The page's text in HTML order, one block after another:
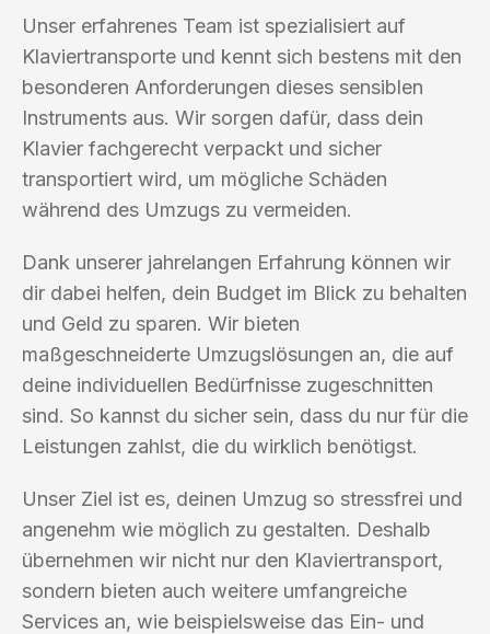
Unser erfahrenes Team ist spezialisiert auf
Klaviertransporte und kennt sich bestens mit den
besonderen Anforderungen dieses sensiblen
Instruments aus. Wir sorgen dafür, dass dein
Klavier fachgerecht verpackt und sicher
transportiert wird, um mögliche Schäden
während des Umzugs zu vermeiden.
Dank unserer jahrelangen Erfahrung können wir
dir dabei helfen, dein Budget im Blick zu behalten
und Geld zu sparen. Wir bieten
maßgeschneiderte Umzugslösungen an, die auf
deine individuellen Bedürfnisse zugeschnitten
sind. So kannst du sicher sein, dass du nur für die
Leistungen zahlst, die du wirklich benötigst.
Unser Ziel ist es, deinen Umzug so stressfrei und
angenehm wie möglich zu gestalten. Deshalb
übernehmen wir nicht nur den Klaviertransport,
sondern bieten auch weitere umfangreiche
Services an, wie beispielsweise das Ein- und